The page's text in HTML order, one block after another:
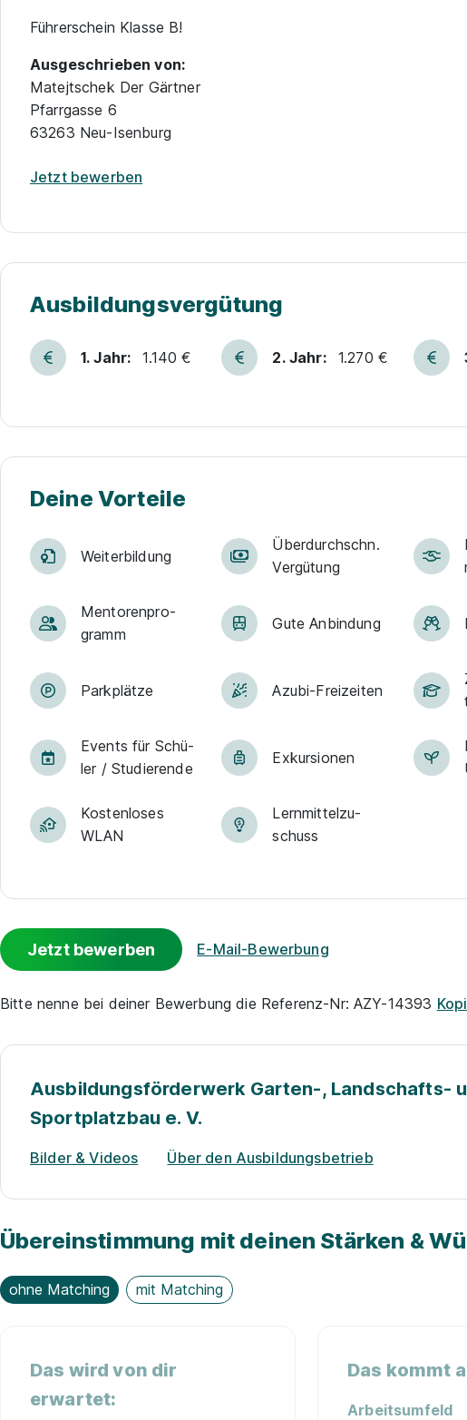
Führerschein Klasse B!
Ausgeschrieben von:
Matejtschek Der Gärtner
Pfarrgasse 6
63263 Neu-Isenburg
Jetzt bewerben
Ausbildungsvergütung
1. Jahr: 1.140 € 2. Jahr: 1.270 €
Deine Vorteile
Weiter­bildung
Über­durch­schn.
Ver­gü­tung
Men­to­ren­pro­
gramm
Gute An­bin­dung
Park­plätze Azubi-Frei­zei­ten
Events für Schü­
ler / Stu­die­ren­de
Exkur­sionen
Kostenloses
WLAN
Lern­mit­tel­zu­
schuss
Jetzt bewerben E-Mail-Bewerbung
Bitte nenne bei deiner Bewerbung die Referenz-Nr: AZY-14393
Ausbildungsförderwerk Garten-, Landschafts-
Sportplatzbau e. V.
Bilder & Videos Über den Ausbildungsbetrieb
Übereinstimmung mit deinen Stärken &
ohne Matching mit Matching
Das wird von dir
erwartet:
Das kommt
Arbeitsumfeld